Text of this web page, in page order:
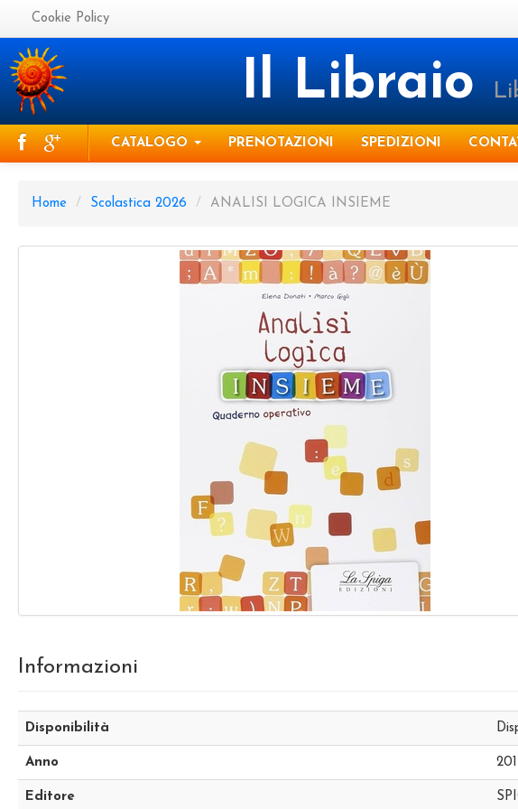
Cookie Policy
Il Libraio
CATALOGO PRENOTAZIONI SPEDIZIONI
Home / Scolastica 2026 / ANALISI LOGICA INSIEME
Informazioni
Disponibilità
Anno
Editore